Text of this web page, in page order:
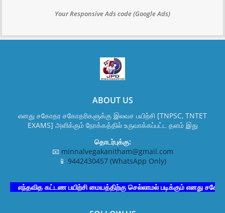
Your Responsive Ads code (Google Ads)
ABOUT US
எனது சகோதர சகோதரிகளுக்கு இலவச பயிற்சி [TNPSC, TNTET
EXAMS] அளிக்கும் நோக்கத்தில் உருவாக்கப்பட்ட தளம் இது
தொடர்புக்கு:
📧 minnalvegakanitham@gmail.com
📱 9442430457 (WhatsApp Only)
எந்தவித கட்டண பயிற்சி மையத்திற்கு செல்லாமல் படிக்கும் எனது சகோதர